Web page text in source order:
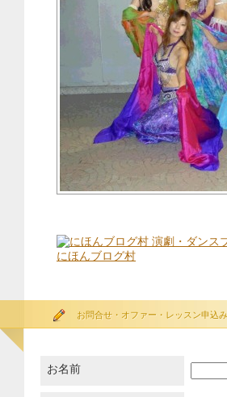
にほんブログ村
お問合せ・オファー・レッスン申込
お名前